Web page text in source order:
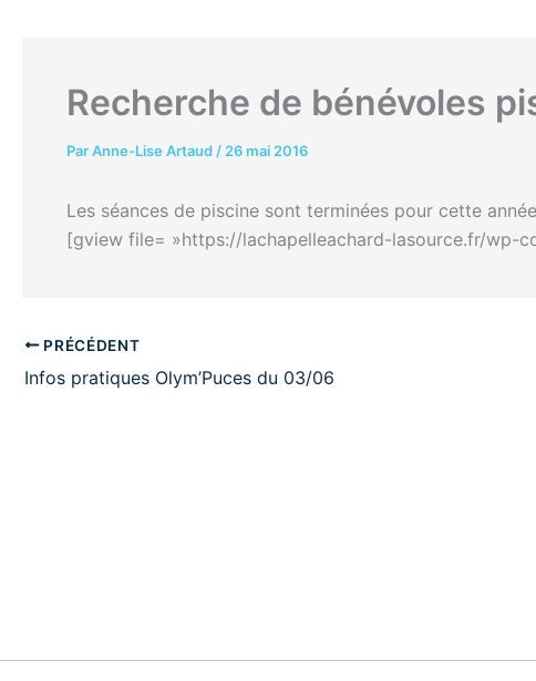
Recherche de bénévoles
ParAnne-Lise Artaud / 26 mai 2016
Les séances de piscine sont terminées pour cette
[gview file= »https://lachapelleachard-lasource.fr/wp-
PRÉCÉDENT
Infos pratiques Olym’Puces du 03/06